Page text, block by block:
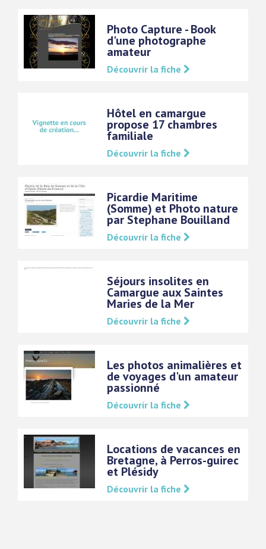
Photo Capture - Book
d'une photographe
amateur
Découvrir la fiche
Hôtel en camargue
propose 17 chambres
familiale
Découvrir la fiche
Picardie Maritime
(Somme) et Photo nature
par Stephane Bouilland
Découvrir la fiche
Séjours insolites en
Camargue aux Saintes
Maries de la Mer
Découvrir la fiche
Les photos animalières et
de voyages d'un amateur
passionné
Découvrir la fiche
Locations de vacances en
Bretagne, à Perros-guirec
et Plésidy
Découvrir la fiche